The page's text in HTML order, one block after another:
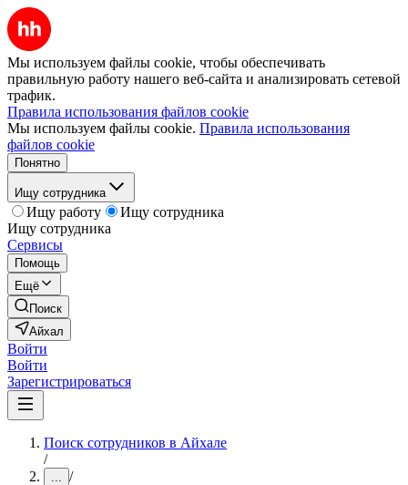
Мы используем файлы cookie, чтобы обеспечивать
правильную работу нашего веб-сайта и анализировать сетевой
трафик.
Правила использования файлов cookie
Мы используем файлы cookie. Правила использования
файлов cookie
Понятно
Ищу сотрудника
Ищу работу
Ищу сотрудника
Ищу сотрудника
Сервисы
Помощь
Ещё
Поиск
Айхал
Войти
Войти
Зарегистрироваться
Поиск сотрудников в Айхале
/
... /